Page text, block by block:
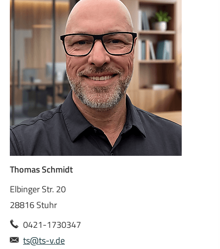
Thomas Schmidt
Elbinger Str. 20
28816 Stuhr
0421-1730347
ts@ts-v.de